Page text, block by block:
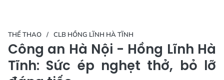
THỂ THAO CLB HỒNG LĨNH HÀ TĨNH
Công an Hà Nội - Hồng Lĩnh Hà
Tĩnh: Sức ép nghẹt thở, bỏ lỡ